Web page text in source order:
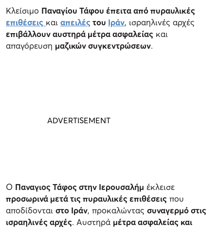
Κλείσιμο Παναγίου Τάφου έπειτα από πυραυλικές
επιθέσεις και απειλέςτου Ιράν, ισραηλινές αρχές
επιβάλλουν αυστηρά μέτρα ασφαλείας και
απαγόρευση μαζικών συγκεντρώσεων.
Ο Παναγιος Τάφος στην Ιερουσαλήμ έκλεισε
προσωρινά μετά τις πυραυλικές επιθέσεις που
αποδίδονται στο Ιράν, προκαλώντας συναγερμό στις
ισραηλινές αρχές. Αυστηρά μέτρα ασφαλείας και